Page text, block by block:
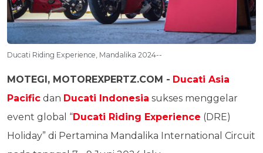
Ducati Riding Experience, Mandalika 2024--
MOTEGI, MOTOREXPERTZ.COM - Ducati Asia
Pacific dan Ducati Indonesia sukses menggelar
event global “Ducati Riding Experience (DRE)
Holiday” di Pertamina Mandalika International Circuit